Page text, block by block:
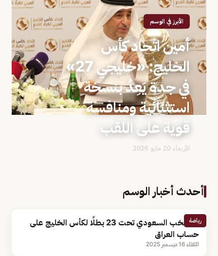
الأبرز في الوسم
أمين اتحاد كأس
الخليج: «خليجي 27»
في جدة يَعِدُ بنسخة
استثنائية ومنافسة
قوية على اللقب
الأربعاء 20 مايو 2026
أحدث أخبار الوسم
رياضة
المنتخب السعودي تحت 23 بطلًا لكأس الخليج على
حساب العراق
الثلاثاء 16 ديسمبر 2025